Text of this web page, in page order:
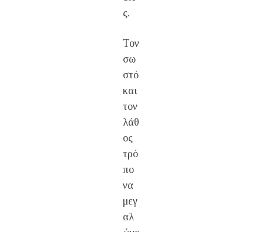
ς.
Τον
σω
στό
και
τον
λάθ
ος
τρό
πο
να
μεγ
αλ